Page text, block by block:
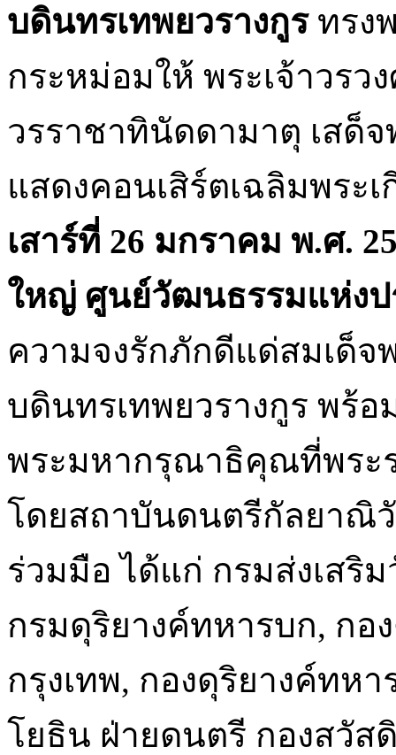
บดินทรเทพยวรางกูรทรง
กระหม่อมให้ พระเจ้าวรว
วรราชาทินัดดามาตุ เสด็
แสดงคอนเสิร์ตเฉลิมพระ
เสาร์ที่ 26 มกราคม พ.ศ.
ใหญ่ ศูนย์วัฒนธรรมแห่งป
ความจงรักภักดีแด่สมเด็จ
บดินทรเทพยวรางกูร พร้
พระมหากรุณาธิคุณที่พระ
โดยสถาบันดนตรีกัลยาณิ
ร่วมมือ ได้แก่ กรมส่งเสริ
กรมดุริยางค์ทหารบก, กอ
กรุงเทพ, กองดุริยางค์ทห
โยธิน ฝ่ายดนตรี กองสวัส